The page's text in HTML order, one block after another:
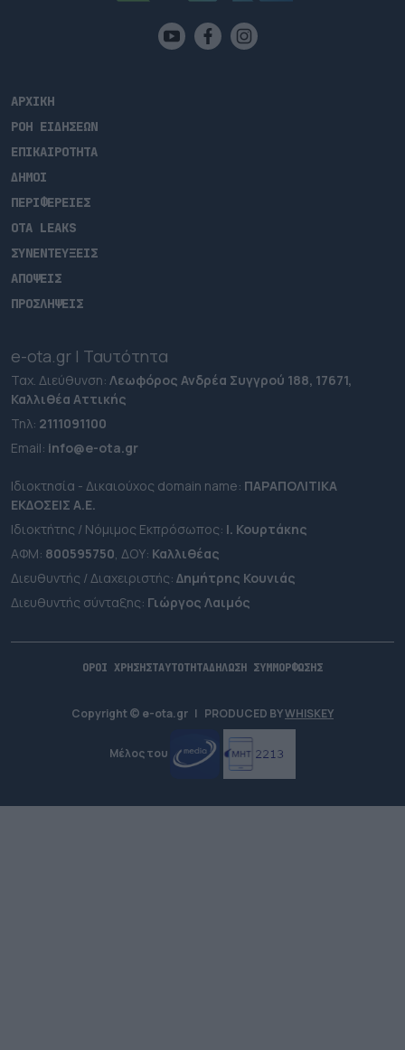
ΑΡΧΙΚΗ
ΡΟΗ ΕΙΔΗΣΕΩΝ
ΕΠΙΚΑΙΡΟΤΗΤΑ
ΔΗΜΟΙ
ΠΕΡΙΦΕΡΕΙΕΣ
OTA LEAKS
ΣΥΝΕΝΤΕΥΞΕΙΣ
ΑΠΟΨΕΙΣ
ΠΡΟΣΛΗΨΕΙΣ
e-ota.gr | Ταυτότητα
Ταχ. Διεύθυνση: Λεωφόρος Ανδρέα Συγγρού 188, 17671,
Καλλιθέα Αττικής
Τηλ: 2111091100
Εmail: info@e-ota.gr
Ιδιοκτησία - Δικαιούχος domain name: ΠΑΡΑΠΟΛΙΤΙΚΑ
ΕΚΔΟΣΕΙΣ A.E.
Ιδιοκτήτης / Νόμιμος Εκπρόσωπος: Ι. Κουρτάκης
ΑΦΜ: 800595750, ΔΟΥ: Καλλιθέας
Διευθυντής / Διαχειριστής: Δημήτρης Κουνιάς
Διευθυντής σύνταξης: Γιώργος Λαιμός
ΟΡΟΙ ΧΡΗΣΗΣΤΑΥΤΟΤΗΤΑΔΗΛΩΣΗ ΣΥΜΜΟΡΦΩΣΗΣ
Copyright © e-ota.gr | PRODUCED BYWHISKEY
Μέλος του